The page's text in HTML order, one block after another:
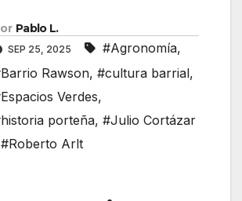
Pablo L.
SEP 25, 2025 #Agronomía,
Rawson, #cultura barrial,
Verdes,
porteña, #Julio Cortázar
#Roberto Arlt